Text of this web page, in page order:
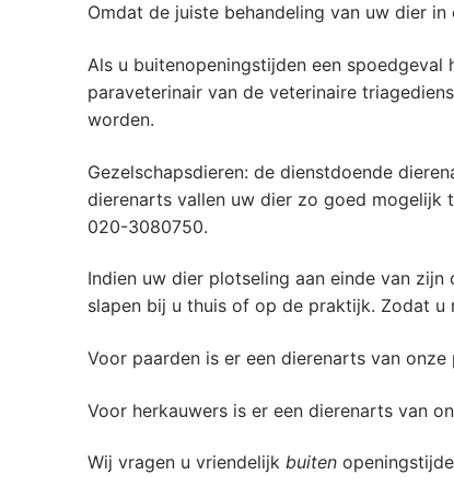
Omdat de juiste behandeling van uw dier
Als u buitenopeningstijden een
paraveterinair van de veterinaire
worden.
Gezelschapsdieren: de dienstdoende
dierenarts vallen uw dier zo goed mogelijk
020-3080750.
Indien uw dier plotseling aan einde van
slapen bij u thuis of op de praktijk. Zodat
Voor paarden is er een dierenarts van
Voor herkauwers is er een dierenarts van
Wij vragen u vriendelijk buiten